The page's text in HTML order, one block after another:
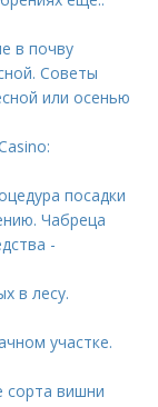
в почву
Советы
или осенью
посадки
Чабреца
-
в лесу.
участке.
сорта вишни